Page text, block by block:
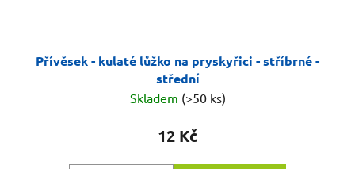
Přívěsek - kulaté lůžko na pryskyřici - stříbrné -
střední
Skladem (>50 ks)
12 Kč